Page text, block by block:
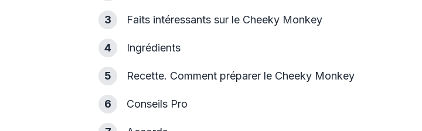
3 Faits intéressants sur le Cheeky Monkey
4 Ingrédients
5 Recette. Comment préparer le Cheeky Monkey
6 Conseils Pro